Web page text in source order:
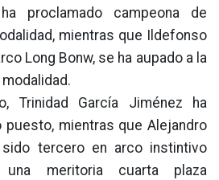
proclamado campeona de
mientras que Ildefonso
Long Bonw, se ha aupado a la
Trinidad García Jiménez ha
puesto, mientras que Alejandro
tercero en arco instintivo
una meritoria cuarta plaza